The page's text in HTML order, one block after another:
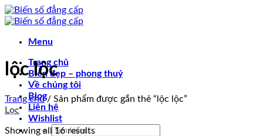
Chuyển
đến
dung
Menu
Trang chủ
Biển đẹp – phong thuỷ
Về chúng tôi
Blog
Liên hệ
Wishlist
Tìm
lộc lộc
Trang chủ / Sản phẩm được gắn thẻ “lộc lộc”
Lọc
Showing all 16 results